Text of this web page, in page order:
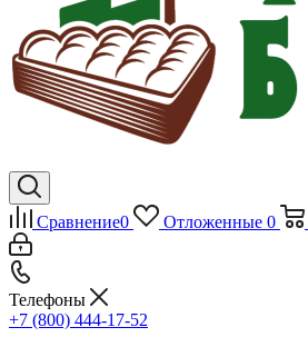
Сравнение0 Отложенные 0
Телефоны
+7 (800) 444-17-52